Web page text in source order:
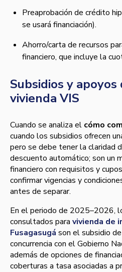
Preaprobación de crédito
se usará financiación).
Ahorro/carta de recursos
financiero, que incluye la
Subsidios y
vivienda VIS
Cuando se analiza el cómo
cuando los subsidios ofrecen
pero se debe tener la claridad
descuento automático; son un
financiero con requisitos y
confirmar vigencias y
antes de separar.
En el periodo de 2025–2026,
consultados para vivienda de
Fusagasugá son el subsidio
concurrencia con el Gobierno
además de opciones de
coberturas a tasa asociadas a